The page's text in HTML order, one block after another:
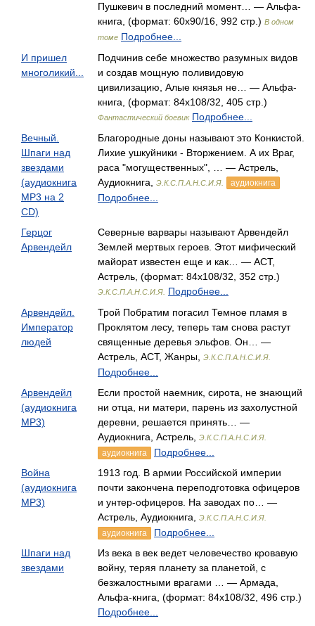
Пушкевич в последний момент… — Альфа-
книга, (формат: 60x90/16, 992 стр.) В одном
томе Подробнее...
И пришел
многоликий...
Подчинив себе множество разумных видов
и создав мощную поливидовую
цивилизацию, Алые князья не… — Альфа-
книга, (формат: 84x108/32, 405 стр.)
Фантастический боевик Подробнее...
Вечный.
Шпаги над
звездами
(аудиокнига
MP3 на 2
CD)
Благородные доны называют это Конкистой.
Лихие ушкуйники - Вторжением. А их Враг,
раса "могущественных", … — Астрель,
Аудиокнига,
Э.К.С.П.А.Н.С.И.Я. аудиокнига
Подробнее...
Герцог
Арвендейл
Северные варвары называют Арвендейл
Землей мертвых героев. Этот мифический
майорат известен еще и как… — АСТ,
Астрель, (формат: 84x108/32, 352 стр.)
Э.К.С.П.А.Н.С.И.Я.
Подробнее...
Арвендейл.
Император
людей
Трой Побратим погасил Темное пламя в
Проклятом лесу, теперь там снова растут
священные деревья эльфов. Он… —
Астрель, АСТ, Жанры,
Э.К.С.П.А.Н.С.И.Я.
Подробнее...
Арвендейл
(аудиокнига
MP3)
Если простой наемник, сирота, не знающий
ни отца, ни матери, парень из захолустной
деревни, решается принять… —
Аудиокнига, Астрель,
Э.К.С.П.А.Н.С.И.Я.
аудиокнига
Подробнее...
Война
(аудиокнига
MP3)
1913 год. В армии Российской империи
почти закончена переподготовка офицеров
и унтер-офицеров. На заводах по… —
Астрель, Аудиокнига,
Э.К.С.П.А.Н.С.И.Я.
аудиокнига
Подробнее...
Шпаги над
звездами
Из века в век ведет человечество кровавую
войну, теряя планету за планетой, с
безжалостными врагами … — Армада,
Альфа-книга, (формат: 84x108/32, 496 стр.)
Подробнее...